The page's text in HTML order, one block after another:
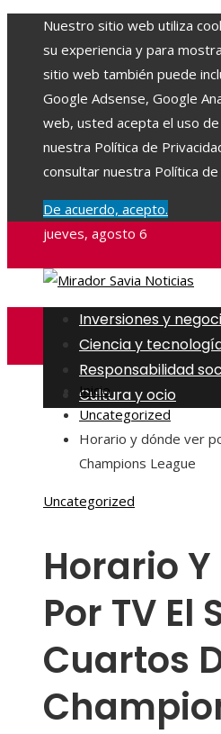
Nuestro sitio web utiliza
su experiencia y para
sitio web también puede
Google Adsense, Google
web, usted acepta el uso
nuestra Política de
consultar nuestra Política de
De acuerdo, acepto.
jueves, agosto 6
Inversiones y
Ciencia y
Responsabilidad
Cultura y ocio
Inicio
Uncategorized
Horario y dónde ver
Champions League
Uncategorized
Horario
Por TV El
Cuartos